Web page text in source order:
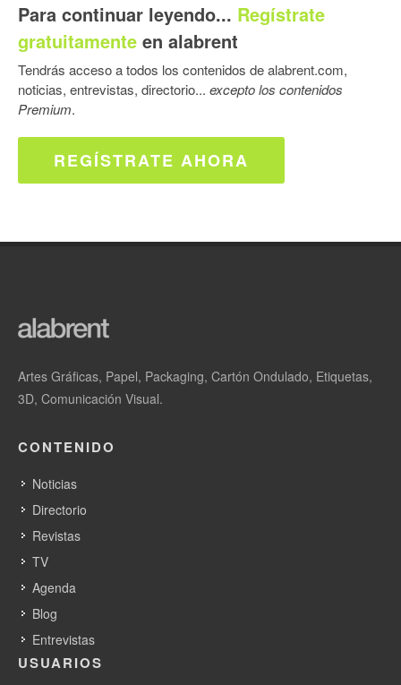
Para continuar leyendo... Regístrate
gratuitamente en alabrent
Tendrás acceso a todos los contenidos de alabrent.com,
noticias, entrevistas, directorio... excepto los contenidos
Premium.
REGÍSTRATE AHORA
Artes Gráficas, Papel, Packaging, Cartón Ondulado, Etiquetas,
3D, Comunicación Visual.
CONTENIDO
Noticias
Directorio
Revistas
TV
Agenda
Blog
Entrevistas
USUARIOS